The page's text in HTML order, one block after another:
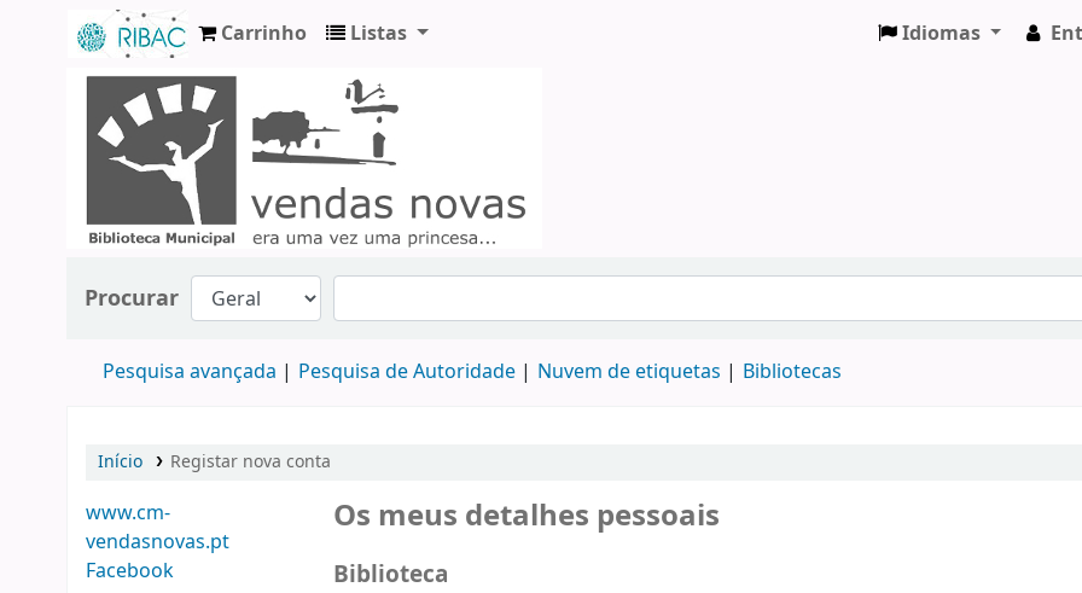
Koha online
Carrinho Listas Idiomas
Procurar
Pesquisa avançada Pesquisa de Autoridade Nuvem de etiquetas Bibliotecas
Início Registar nova conta
www.cm-
vendasnovas.pt
Facebook
Os meus detalhes pessoais
Biblioteca